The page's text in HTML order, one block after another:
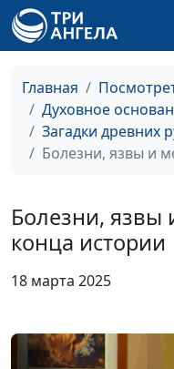
Главная
Духовное
Загадки древних
Болезни, язвы и
Болезни, язвы
конца истории
18 марта 2025
тысячелетия:
древние рукописи
Египетские
иероглифы: тайны
Клинопись: тайны